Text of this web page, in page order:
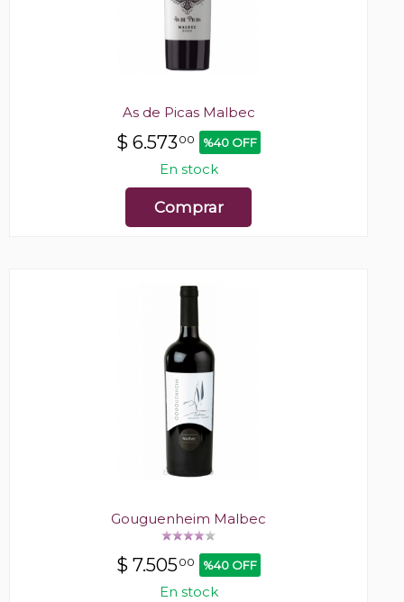
As de Picas Malbec
$ 6.573 00 %40 OFF
En stock
Comprar
Gouguenheim Malbec
$ 7.50500 %40 OFF
En stock